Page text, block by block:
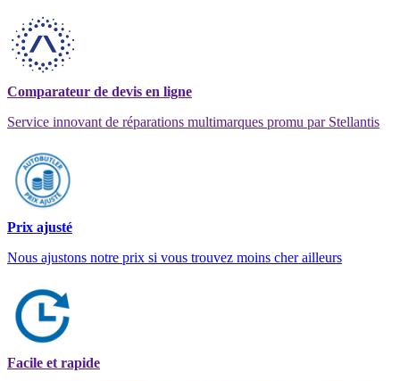
Comparateur de devis en ligne
Service innovant de réparations multimarques promu par Stellantis
Prix ajusté
Nous ajustons notre prix si vous trouvez moins cher ailleurs
Facile et rapide